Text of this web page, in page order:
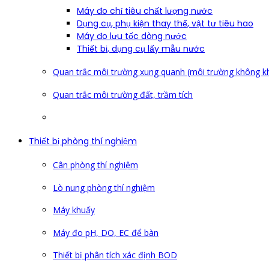
Máy đo chỉ tiêu chất lượng nước
Dụng cụ, phụ kiện thay thế, vật tư tiêu hao
Máy đo lưu tốc dòng nước
Thiết bị, dụng cụ lấy mẫu nước
Quan trắc môi trường xung quanh (môi trường không
Quan trắc môi trường đất, trầm tích
Thiết bị phòng thí nghiệm
Cân phòng thí nghiệm
Lò nung phòng thí nghiệm
Máy khuấy
Máy đo pH, DO, EC để bàn
Thiết bị phân tích xác định BOD